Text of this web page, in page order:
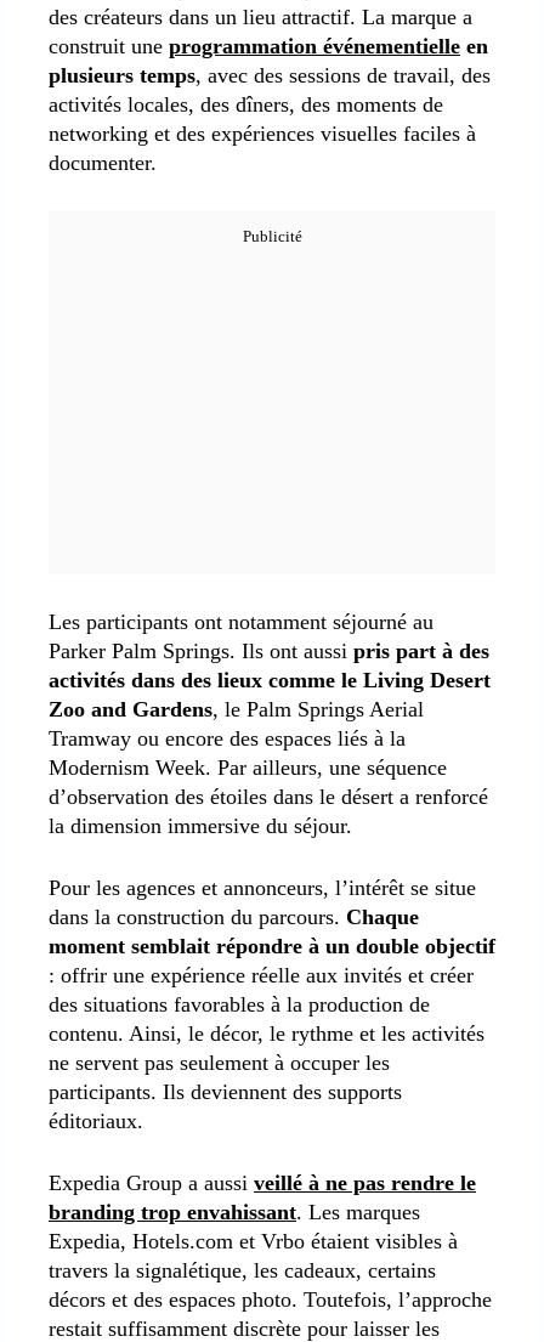
des créateurs dans un lieu attractif. La marque a
construit une programmation événementielle en
plusieurs temps, avec des sessions de travail, des
activités locales, des dîners, des moments de
networking et des expériences visuelles faciles à
documenter.
Les participants ont notamment séjourné au
Parker Palm Springs. Ils ont aussi pris part à des
activités dans des lieux comme le Living Desert
Zoo and Gardens, le Palm Springs Aerial
Tramway ou encore des espaces liés à la
Modernism Week. Par ailleurs, une séquence
d’observation des étoiles dans le désert a renforcé
la dimension immersive du séjour.
Pour les agences et annonceurs, l’intérêt se situe
dans la construction du parcours. Chaque
moment semblait répondre à un double objectif
: offrir une expérience réelle aux invités et créer
des situations favorables à la production de
contenu. Ainsi, le décor, le rythme et les activités
ne servent pas seulement à occuper les
participants. Ils deviennent des supports
éditoriaux.
Expedia Group a aussi veillé à ne pas rendre le
branding trop envahissant. Les marques
Expedia, Hotels.com et Vrbo étaient visibles à
travers la signalétique, les cadeaux, certains
décors et des espaces photo. Toutefois, l’approche
restait suffisamment discrète pour laisser les